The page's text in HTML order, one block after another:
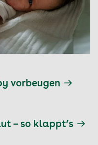
vorbeugen
– so klappt’s